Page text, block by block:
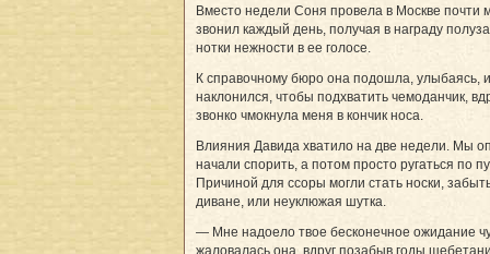
Вместо недели Соня провела в Москве почти
звонил каждый день, получая в награду
нотки нежности в ее голосе.
К справочному бюро она подошла, улыбаясь,
наклонился, чтобы подхватить чемоданчик,
звонко чмокнула меня в кончик носа.
Влияния Давида хватило на две недели. Мы
начали спорить, а потом просто ругаться по
Причиной для ссоры могли стать носки,
диване, или неуклюжая шутка.
— Мне надоело твое бесконечное ожидание
жаловалась она, вдруг позабыв годы